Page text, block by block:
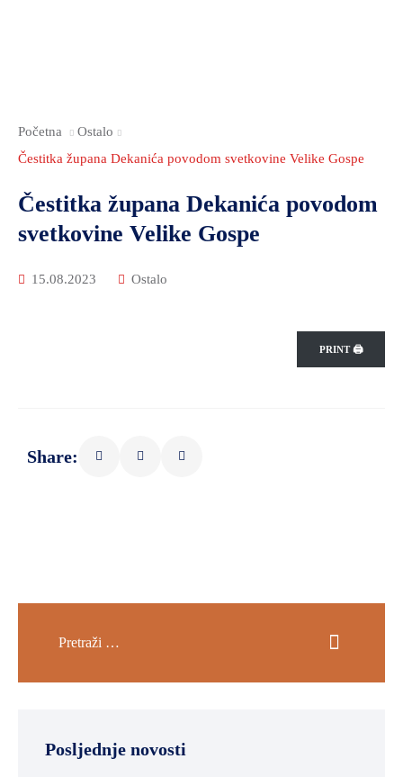
Početna
Ostalo
Čestitka župana Dekanića povodom svetkovine Velike Gospe
Čestitka župana Dekanića povodom
svetkovine Velike Gospe
15.08.2023 Ostalo
PRINT 🖨
Share:
Posljednje novosti